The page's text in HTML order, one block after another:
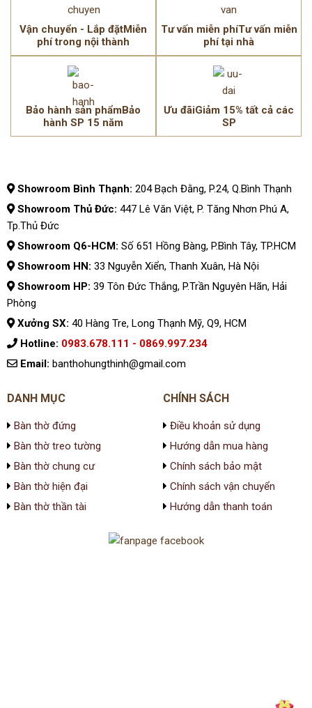
Vận chuyển - Lắp đặtMiễn
phí trong nội thành
Tư vấn miễn phíTư vấn miễn
phí tại nhà
Bảo hành sản phẩmBảo
hành SP 15 năm
Ưu đãiGiảm 15% tất cả các
SP
Showroom Bình Thạnh: 204 Bạch Đằng, P.24, Q.Bình Thạnh
Showroom Thủ Đức: 447 Lê Văn Việt, P. Tăng Nhơn Phú A,
Tp.Thủ Đức
Showroom Q6-HCM: Số 651 Hồng Bàng, P.Bình Tây, TP.HCM
Showroom HN: 33 Nguyễn Xiển, Thanh Xuân, Hà Nội
Showroom HP: 39 Tôn Đức Thắng, P.Trần Nguyên Hãn, Hải
Phòng
Xưởng SX: 40 Hàng Tre, Long Thạnh Mỹ, Q9, HCM
Hotline: 0983.678.111 - 0869.997.234
Email: banthohungthinh@gmail.com
DANH MỤC
Bàn thờ đứng
Bàn thờ treo tường
Bàn thờ chung cư
Bàn thờ hiện đại
Bàn thờ thần tài
CHÍNH SÁCH
Điều khoản sử dụng
Hướng dẫn mua hàng
Chính sách bảo mật
Chính sách vận chuyển
Hướng dẫn thanh toán